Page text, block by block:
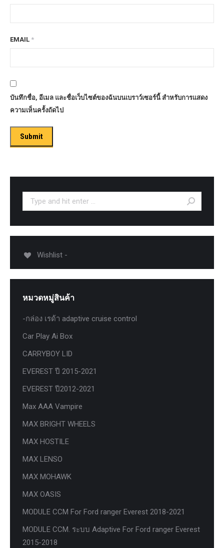
EMAIL *
บันทึกชื่อ, อีเมล และชื่อเว็บไซต์ของฉันบนเบราว์เซอร์นี้ สำหรับการแสดง
ความเห็นครั้งถัดไป
Search:
Wishlist -
หมวดหมู่สินค้า
-กล่อง เรด้า adaptive cruise control
Car Play Ai Box
CARRYBOY LID
EVEREST ปี 2015-2021
EVEREST ปี2012-2021
Max AAA Vampire
MAX BRIGHT WHEELS
MAX HOSTILE
MAX LENSO
MAX MOHAWK
MAX OASIS
MODULE CCM For Ford ranger Everest 2018-2021
MODULE CCM. ระบบ Adaptive For Ford ranger Everest
2015-2018